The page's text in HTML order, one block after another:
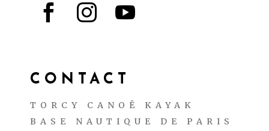
  
CONTACT
TORCY CANOË KAYAK
BASE NAUTIQUE DE PARIS